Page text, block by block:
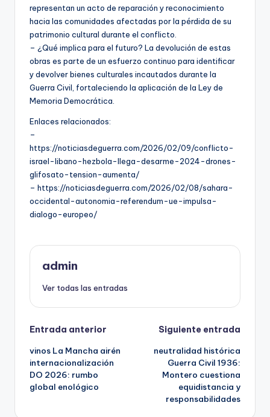
representan un acto de reparación y reconocimiento
hacia las comunidades afectadas por la pérdida de su
patrimonio cultural durante el conflicto.
– ¿Qué implica para el futuro? La devolución de estas
obras es parte de un esfuerzo continuo para identificar
y devolver bienes culturales incautados durante la
Guerra Civil, fortaleciendo la aplicación de la Ley de
Memoria Democrática.
Enlaces relacionados:
–
https://noticiasdeguerra.com/2026/02/09/conflicto-
israel-libano-hezbola-llega-desarme-2024-drones-
glifosato-tension-aumenta/
– https://noticiasdeguerra.com/2026/02/08/sahara-
occidental-autonomia-referendum-ue-impulsa-
dialogo-europeo/
admin
Ver todas las entradas
Navegación
de
entradas
Entrada anterior
vinos La Mancha airén
internacionalización
DO 2026: rumbo
global enológico
Siguiente entrada
neutralidad histórica
Guerra Civil 1936:
Montero cuestiona
equidistancia y
responsabilidades